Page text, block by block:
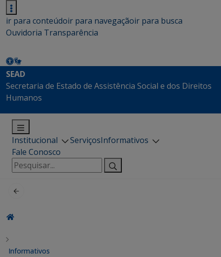
ir para conteúdoir para navegaçãoir para busca
Ouvidoria Transparência
SEAD
Secretaria de Estado de Assistência Social e dos Direitos
Humanos
Institucional ServiçosInformativos
Fale Conosco
Pesquisar
por:
Informativos